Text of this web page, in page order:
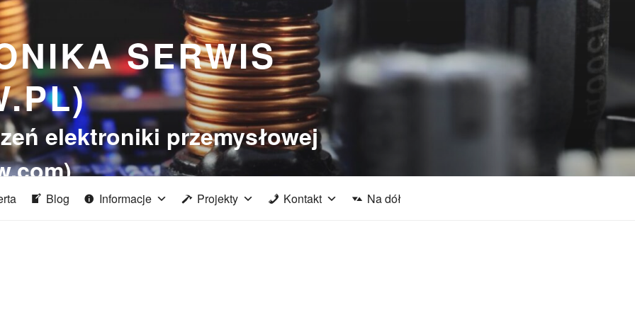
SERWIS
elektroniki przemysłowej
Blog Informacje Projekty Kontakt Na dół